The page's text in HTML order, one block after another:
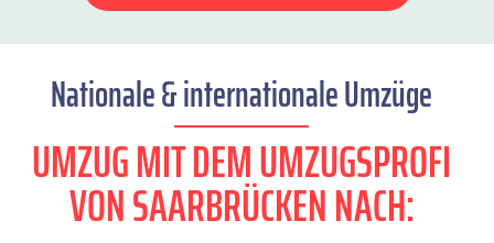
Nationale & internationale Umzüge
UMZUG MIT DEM UMZUGSPROFI
VON SAARBRÜCKEN NACH: